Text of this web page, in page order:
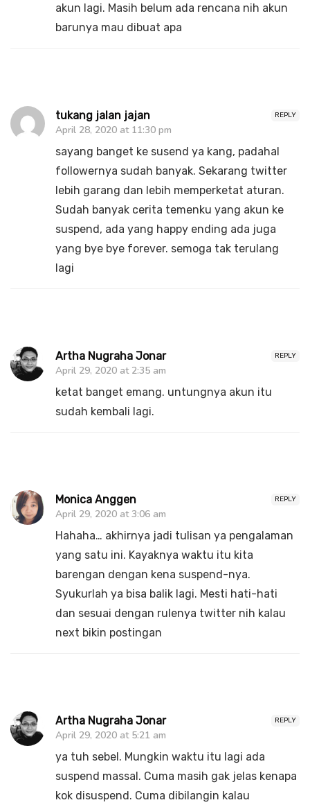
akun lagi. Masih belum ada rencana nih akun
barunya mau dibuat apa
REPLY
tukang jalan jajan
April 28, 2020 at 11:30 pm
sayang banget ke susend ya kang, padahal
followernya sudah banyak. Sekarang twitter
lebih garang dan lebih memperketat aturan.
Sudah banyak cerita temenku yang akun ke
suspend, ada yang happy ending ada juga
yang bye bye forever. semoga tak terulang
lagi
REPLY
Artha Nugraha Jonar
April 29, 2020 at 2:35 am
ketat banget emang. untungnya akun itu
sudah kembali lagi.
REPLY
Monica Anggen
April 29, 2020 at 3:06 am
Hahaha… akhirnya jadi tulisan ya pengalaman
yang satu ini. Kayaknya waktu itu kita
barengan dengan kena suspend-nya.
Syukurlah ya bisa balik lagi. Mesti hati-hati
dan sesuai dengan rulenya twitter nih kalau
next bikin postingan
REPLY
Artha Nugraha Jonar
April 29, 2020 at 5:21 am
ya tuh sebel. Mungkin waktu itu lagi ada
suspend massal. Cuma masih gak jelas kenapa
kok disuspend. Cuma dibilangin kalau